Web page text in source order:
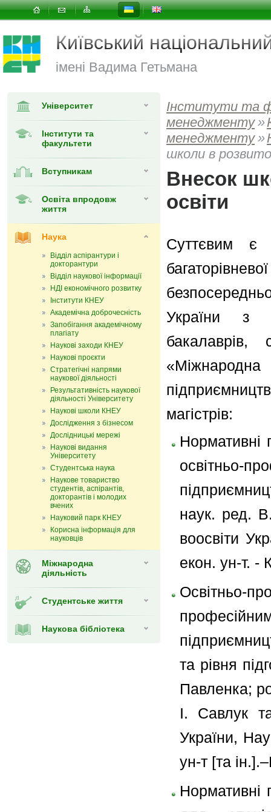
Київський
імені Вадима Гетьмана
Університет
Інститути та
факультети
Вступникам
Освіта впродовж
життя
Наука
Відділ аспірантури і
докторантури
Відділ наукової інформації
НДІ економічного розвитку
Інститути КНЕУ
Академічна доброчесність
Запобігання академічному
плагіату
Наукові заходи КНЕУ
Наукові проєкти
Стратегічні напрями
наукової діяльності
Результативність наукової
діяльності Університету
Наукові школи КНЕУ
Дослідження з бізнесом
Дослідницькі мережі
Наукові видання
Університету
Студентська наука
Наукове товариство
студентів, аспірантів,
докторантів і молодих
вчених
Науковий парк КНЕУ
Корисна інформація для
науковців
Міжнародна
діяльність
Студентське життя
Наукова бібліотека
Інститути та
менеджменту »
менеджменту »
школи в
Внесок
освіти
Суттєвим є
України з
бакалаврів,
магістрів:
Нормативні
освітньо-
наук. ред.
воосвіти
екон. ун-т. -
та рівня
Павленка;
І. Савлук
України,
ун-т [та
Нормативні